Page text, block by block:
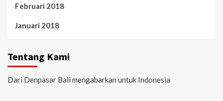
Februari 2018
Januari 2018
Tentang Kami
Dari Denpasar Bali mengabarkan untuk Indonesia